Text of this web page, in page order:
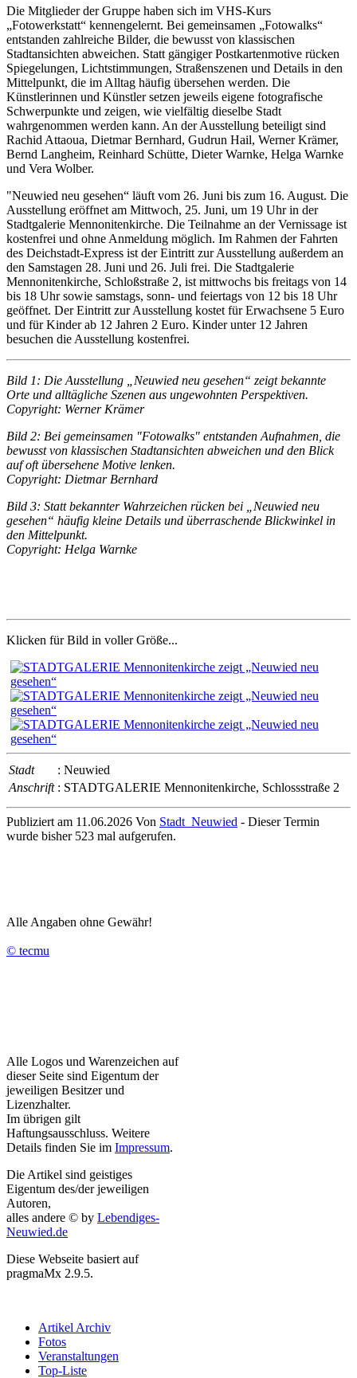
Die Mitglieder der Gruppe haben sich im VHS-Kurs
„Fotowerkstatt“ kennengelernt. Bei gemeinsamen „Fotowalks“
entstanden zahlreiche Bilder, die bewusst von klassischen
Stadtansichten abweichen. Statt gängiger Postkartenmotive rücken
Spiegelungen, Lichtstimmungen, Straßenszenen und Details in den
Mittelpunkt, die im Alltag häufig übersehen werden. Die
Künstlerinnen und Künstler setzen jeweils eigene fotografische
Schwerpunkte und zeigen, wie vielfältig dieselbe Stadt
wahrgenommen werden kann. An der Ausstellung beteiligt sind
Rachid Attaoua, Dietmar Bernhard, Gudrun Hail, Werner Krämer,
Bernd Langheim, Reinhard Schütte, Dieter Warnke, Helga Warnke
und Vera Wolber.
"Neuwied neu gesehen“ läuft vom 26. Juni bis zum 16. August. Die
Ausstellung eröffnet am Mittwoch, 25. Juni, um 19 Uhr in der
Stadtgalerie Mennonitenkirche. Die Teilnahme an der Vernissage ist
kostenfrei und ohne Anmeldung möglich. Im Rahmen der Fahrten
des Deichstadt-Express ist der Eintritt zur Ausstellung außerdem an
den Samstagen 28. Juni und 26. Juli frei. Die Stadtgalerie
Mennonitenkirche, Schloßstraße 2, ist mittwochs bis freitags von 14
bis 18 Uhr sowie samstags, sonn- und feiertags von 12 bis 18 Uhr
geöffnet. Der Eintritt zur Ausstellung kostet für Erwachsene 5 Euro
und für Kinder ab 12 Jahren 2 Euro. Kinder unter 12 Jahren
besuchen die Ausstellung kostenfrei.
Bild 1: Die Ausstellung „Neuwied neu gesehen“ zeigt bekannte
Orte und alltägliche Szenen aus ungewohnten Perspektiven.
Copyright: Werner Krämer
Bild 2: Bei gemeinsamen "Fotowalks" entstanden Aufnahmen, die
bewusst von klassischen Stadtansichten abweichen und den Blick
auf oft übersehene Motive lenken.
Copyright: Dietmar Bernhard
Bild 3: Statt bekannter Wahrzeichen rücken bei „Neuwied neu
gesehen“ häufig kleine Details und überraschende Blickwinkel in
den Mittelpunkt.
Copyright: Helga Warnke
Klicken für Bild in voller Größe...
Stadt
: Neuwied
Anschrift : STADTGALERIE Mennonitenkirche, Schlossstraße 2
Publiziert am 11.06.2026 Von Stadt_Neuwied - Dieser Termin
wurde bisher 523 mal aufgerufen.
Alle Angaben ohne Gewähr!
© tecmu
Alle Logos und Warenzeichen auf
dieser Seite sind Eigentum der
jeweiligen Besitzer und
Lizenzhalter.
Im übrigen gilt
Haftungsausschluss. Weitere
Details finden Sie im Impressum.
Die Artikel sind geistiges
Eigentum des/der jeweiligen
Autoren,
alles andere © by Lebendiges-
Neuwied.de
Diese Webseite basiert auf
pragmaMx 2.9.5.
Artikel Archiv
Fotos
Veranstaltungen
Top-Liste